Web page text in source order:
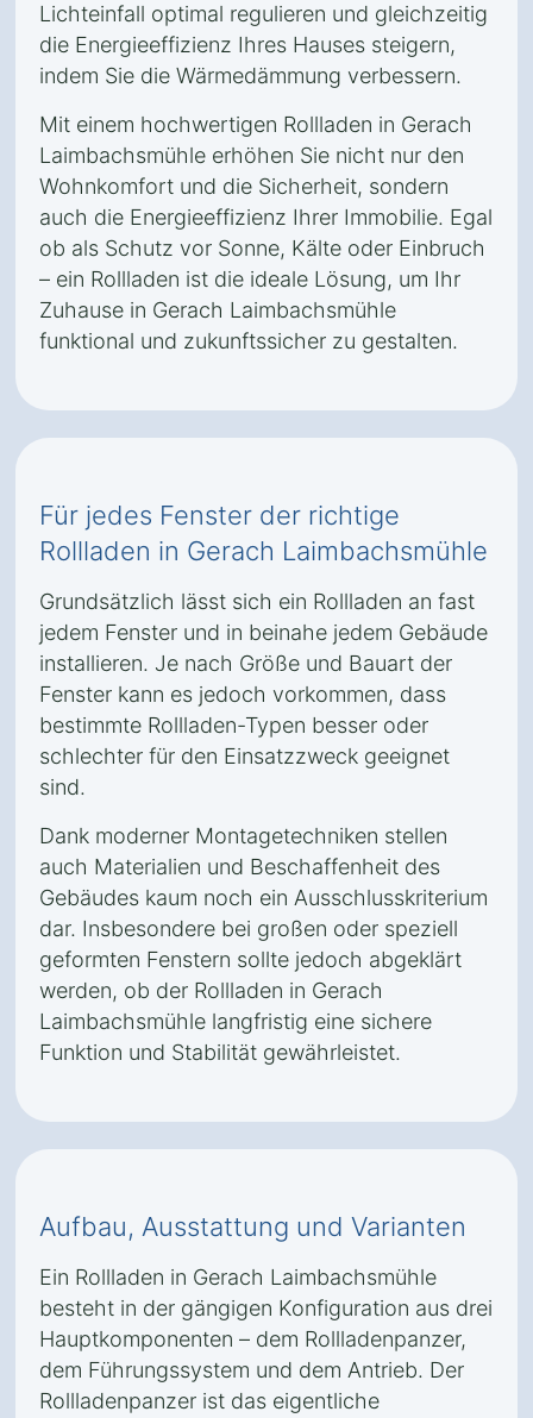
Lichteinfall optimal regulieren und gleichzeitig
die Energieeffizienz Ihres Hauses steigern,
indem Sie die Wärmedämmung verbessern.
Mit einem hochwertigen Rollladen in Gerach
Laimbachsmühle erhöhen Sie nicht nur den
Wohnkomfort und die Sicherheit, sondern
auch die Energieeffizienz Ihrer Immobilie. Egal
ob als Schutz vor Sonne, Kälte oder Einbruch
– ein Rollladen ist die ideale Lösung, um Ihr
Zuhause in Gerach Laimbachsmühle
funktional und zukunftssicher zu gestalten.
Für jedes Fenster der richtige
Rollladen in Gerach Laimbachsmühle
Grundsätzlich lässt sich ein Rollladen an fast
jedem Fenster und in beinahe jedem Gebäude
installieren. Je nach Größe und Bauart der
Fenster kann es jedoch vorkommen, dass
bestimmte Rollladen-Typen besser oder
schlechter für den Einsatzzweck geeignet
sind.
Dank moderner Montagetechniken stellen
auch Materialien und Beschaffenheit des
Gebäudes kaum noch ein Ausschlusskriterium
dar. Insbesondere bei großen oder speziell
geformten Fenstern sollte jedoch abgeklärt
werden, ob der Rollladen in Gerach
Laimbachsmühle langfristig eine sichere
Funktion und Stabilität gewährleistet.
Aufbau, Ausstattung und Varianten
Ein Rollladen in Gerach Laimbachsmühle
besteht in der gängigen Konfiguration aus drei
Hauptkomponenten – dem Rollladenpanzer,
dem Führungssystem und dem Antrieb. Der
Rollladenpanzer ist das eigentliche